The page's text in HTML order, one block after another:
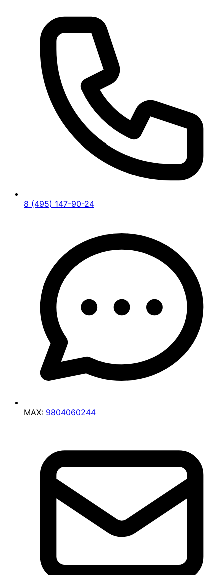
8 (495) 147-90-24
MAX: 9804060244